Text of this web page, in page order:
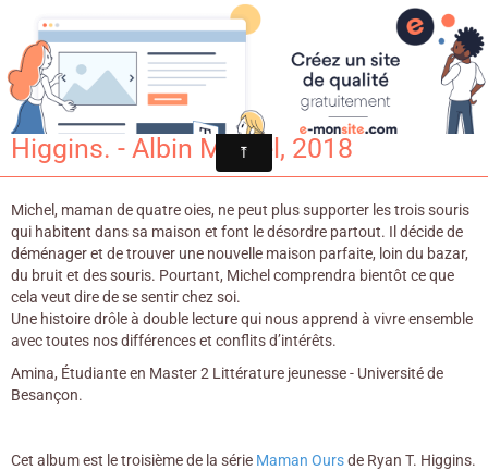
Croqu'livre
Maman Ours déménage / Ryan T.
Higgins. - Albin Michel, 2018
Michel, maman de quatre oies, ne peut plus supporter les trois souris
qui habitent dans sa maison et font le désordre partout. Il décide de
déménager et de trouver une nouvelle maison parfaite, loin du bazar,
du bruit et des souris. Pourtant, Michel comprendra bientôt ce que
cela veut dire de se sentir chez soi.
Une histoire drôle à double lecture qui nous apprend à vivre ensemble
avec toutes nos différences et conflits d’intérêts.
Amina, Étudiante en Master 2 Littérature jeunesse - Université de
Besançon.
Cet album est le troisième de la série Maman Oursde Ryan T. Higgins.